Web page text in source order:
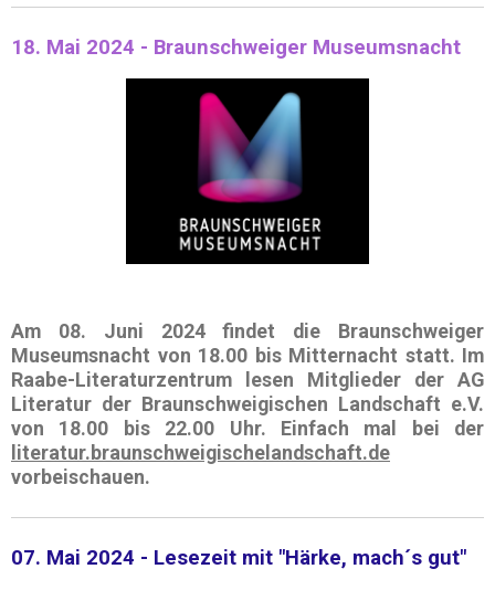
18. Mai 2024 - Braunschweiger Museumsnacht
Am 08. Juni 2024findet die Braunschweiger
Museumsnacht von 18.00 bis Mitternacht statt. Im
Raabe-Literaturzentrum lesen Mitglieder der AG
Literatur der Braunschweigischen Landschaft e.V.
von 18.00 bis 22.00 Uhr. Einfach mal bei der
literatur.braunschweigischelandschaft.de
vorbeischauen.
07. Mai 2024 - Lesezeit mit "Härke, mach´s gut"